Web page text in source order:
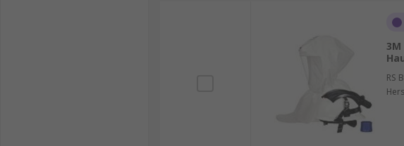
liefert eine Reihe von Atemschutzmasken von Halb- bis
Dräger ,
Bitte schauen Sie sich auch unsere
3M
RS